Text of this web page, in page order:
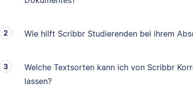
Wie hilft Scribbr Studierenden bei ihrem
Welche Textsorten kann ich von Scribbr
lassen?